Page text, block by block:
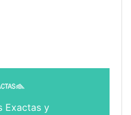
Exactas y